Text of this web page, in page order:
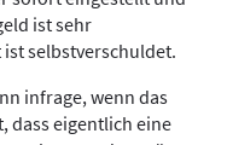
ist sehr
selbstverschuldet.
infrage, wenn das
dass eigentlich eine